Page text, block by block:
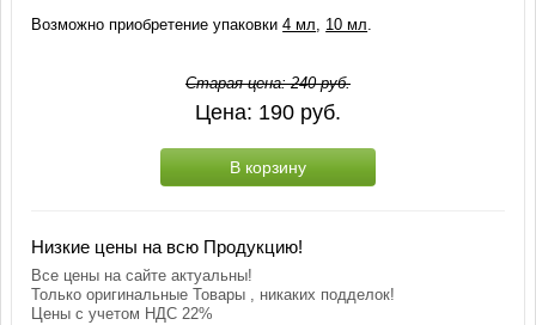
Возможно приобретение упаковки4 мл 10 мл
Старая цена:240руб.
Цена: 190 руб.
В корзину
Низкие цены на всю Продукцию!
Все цены на сайте актуальны!
Только оригинальные Товары , никаких подделок!
Цены с учетом НДС 22%